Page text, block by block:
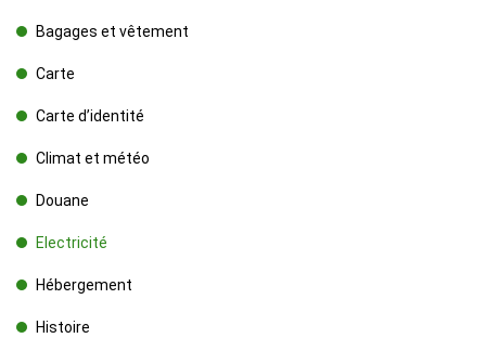
Bagages et vêtement
Carte
Carte d’identité
Climat et météo
Douane
Electricité
Hébergement
Histoire